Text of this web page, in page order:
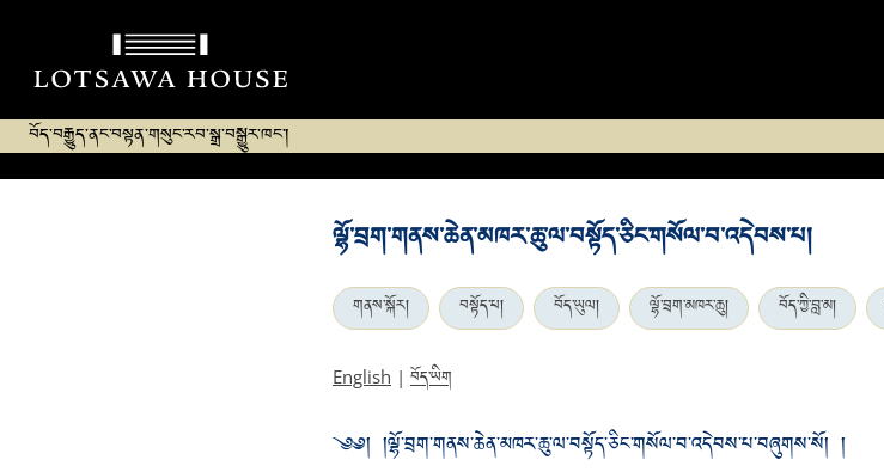
བོད་བརྒྱུད་ནང་བསྟན་གསུང་རབ་སྒྲ་བསྒྱུར་ཁང་།
ལྷོ་བྲག་གནས་ཆེན་མཁར་ཆུ་ལ་བསྟོད་ཅིང་གསོལ་བ་འདེབས་པ།
གནས་སྐོར། བསྟོད་པ། བོད་ཡུལ། ལྷོ་བྲག་མཁར་ཆུ། བོད་ཀྱི་བླ་མ།
English | བོད་ཡིག
༄༅། །ལྷོ་བྲག་གནས་ཆེན་མཁར་ཆུ་ལ་བསྟོད་ཅིང་གསོལ་བ་འདེབས་པ་བཞུགས་སོ། །